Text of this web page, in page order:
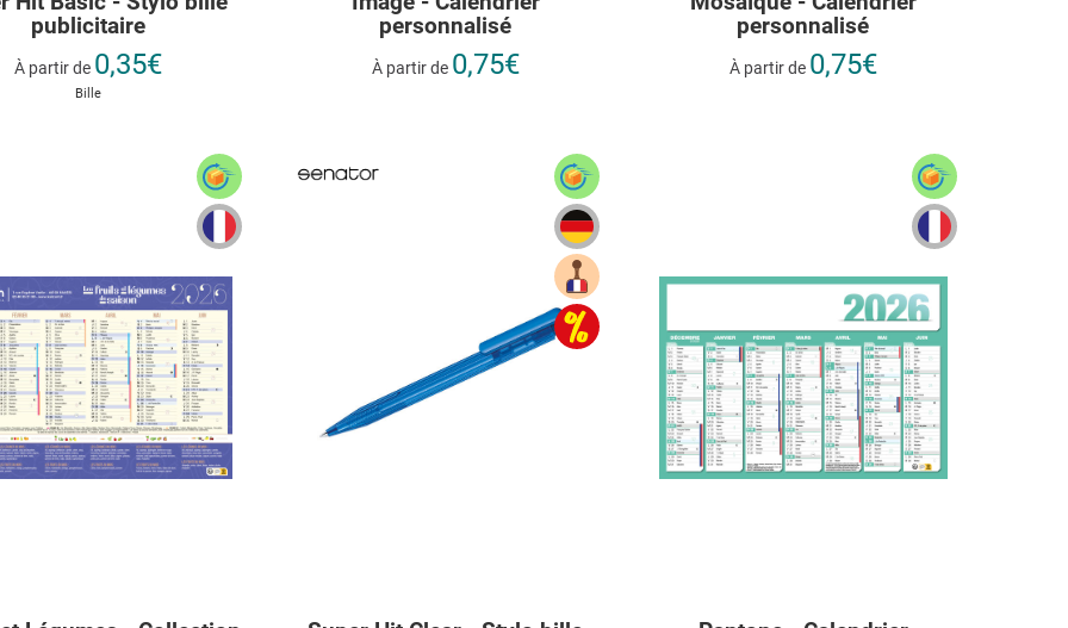
publicitaire
À partir de 0,35€
Bille
personnalisé
À partir de 0,75€
personnalisé
À partir de 0,75€